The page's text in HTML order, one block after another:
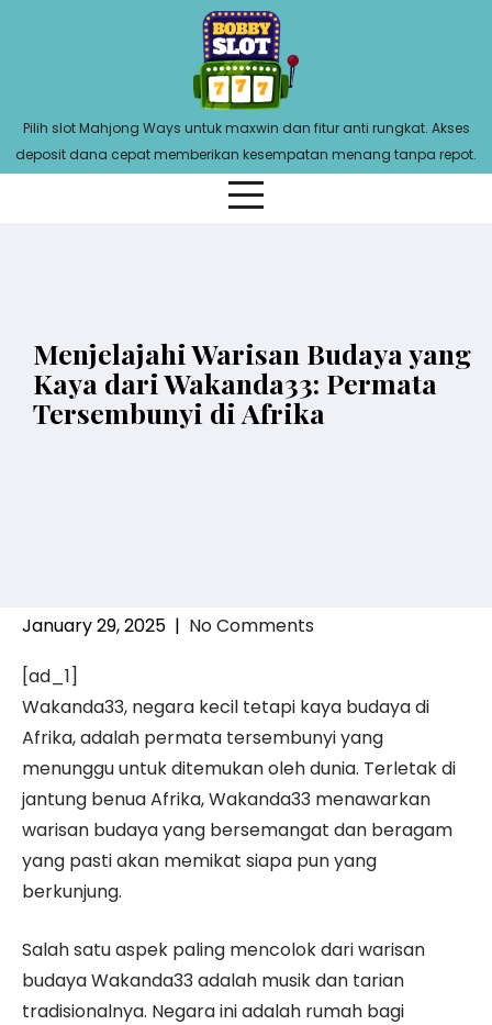
Pilih slot Mahjong Ways untuk maxwin dan fitur anti rungkat. Akses
deposit dana cepat memberikan kesempatan menang tanpa repot.
Menjelajahi Warisan Budaya yang
Kaya dari Wakanda33: Permata
Tersembunyi di Afrika
January 29, 2025 | No Comments
[ad_1]
Wakanda33, negara kecil tetapi kaya budaya di
Afrika, adalah permata tersembunyi yang
menunggu untuk ditemukan oleh dunia. Terletak di
jantung benua Afrika, Wakanda33 menawarkan
warisan budaya yang bersemangat dan beragam
yang pasti akan memikat siapa pun yang
berkunjung.
Salah satu aspek paling mencolok dari warisan
budaya Wakanda33 adalah musik dan tarian
tradisionalnya. Negara ini adalah rumah bagi